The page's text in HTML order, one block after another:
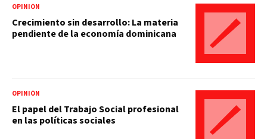
OPINIÓN
Crecimiento sin desarrollo: La materia
pendiente de la economía dominicana
OPINIÓN
El papel del Trabajo Social profesional
en las políticas sociales